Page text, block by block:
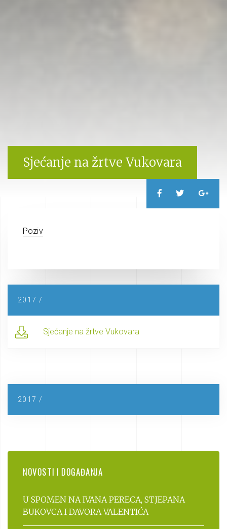
Sjećanje na žrtve Vukovara
Poziv
2017 /
Sjećanje na žrtve Vukovara
2017 /
NOVOSTI I DOGAĐANJA
U SPOMEN NA IVANA PERECA, STJEPANA
BUKOVCA I DAVORA VALENTIĆA